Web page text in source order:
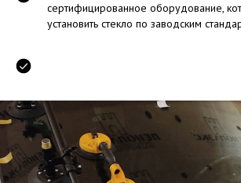
сертифицированное оборудование,
установить стекло по заводским